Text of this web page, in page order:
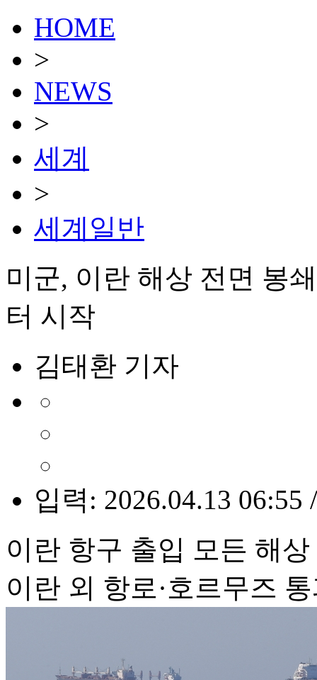
HOME
>
NEWS
>
세계
>
세계일반
미군, 이란 해상 전면 봉
터 시작
김태환 기자
입력: 2026.04.13 06:55
이란 항구 출입 모든 해
이란 외 항로·호르무즈